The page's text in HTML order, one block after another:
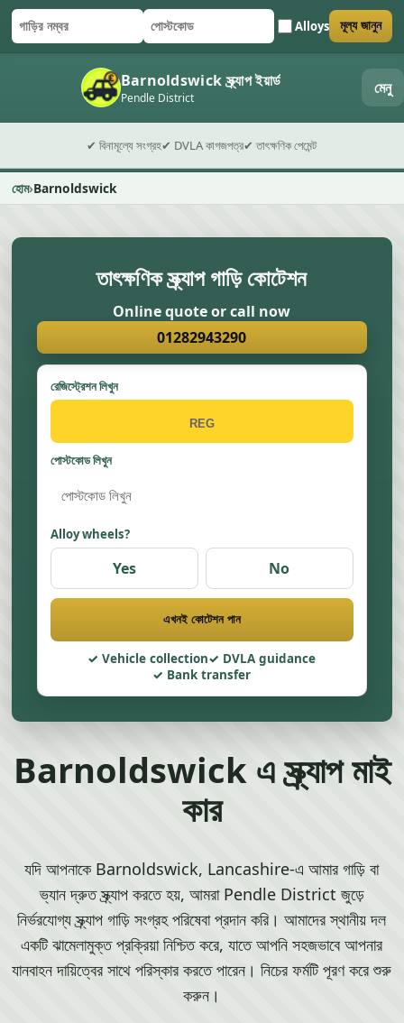
গাড়ির নম্বর
পোস্টকোড Alloys
ফর্ম জমা দিন মূল্য জানুন
Barnoldswick স্ক্র্যাপ ইয়ার্ড
Pendle District মেনু
✔ বিনামূল্যে সংগ্রহ✔ DVLA কাগজপত্র✔ তাৎক্ষণিক পেমেন্ট
হোম Barnoldswick
তাৎক্ষণিক স্ক্র্যাপ গাড়ি কোটেশন
Online quote or call now
01282943290
রেজিস্ট্রেশন লিখুন
পোস্টকোড লিখুন
Alloy wheels?
Yes No
এখনই কোটেশন পান
Vehicle collection
DVLA guidance
Bank transfer
Barnoldswick এ স্ক্র্যাপ মাই
কার
যদি আপনাকে Barnoldswick, Lancashire-এ আমার গাড়ি বা
ভ্যান দ্রুত স্ক্র্যাপ করতে হয়, আমরা Pendle District জুড়ে
নির্ভরযোগ্য স্ক্র্যাপ গাড়ি সংগ্রহ পরিষেবা প্রদান করি। আমাদের স্থানীয় দল
একটি ঝামেলামুক্ত প্রক্রিয়া নিশ্চিত করে, যাতে আপনি সহজভাবে আপনার
যানবাহন দায়িত্বের সাথে পরিস্কার করতে পারেন। নিচের ফর্মটি পূরণ করে শুরু
করুন।